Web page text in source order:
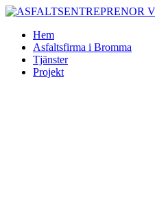
Skip
contentHem
Asfaltsfirma i Bromma
Tjänster
Projekt